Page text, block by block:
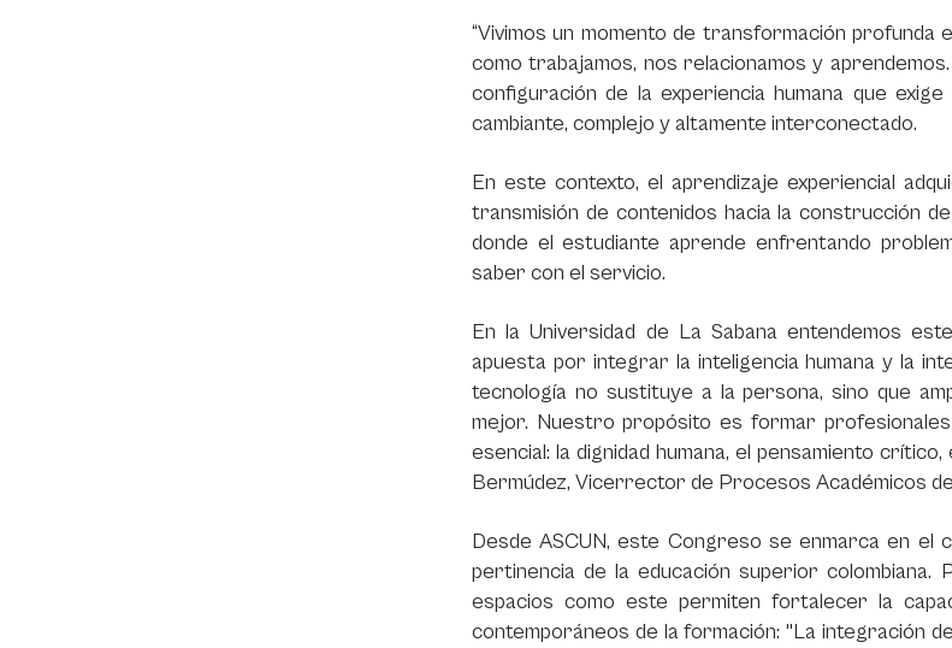
“Vivimos un momento de transformación
como trabajamos, nos relacionamos y
configuración de la experiencia humana que
cambiante, complejo y altamente interconectado.
En este contexto, el aprendizaje experiencial
transmisión de contenidos hacia la construcción
donde el estudiante aprende enfrentando
saber con el servicio.
En la Universidad de La Sabana entendemos
apuesta por integrar la inteligencia humana y la
tecnología no sustituye a la persona, sino que
mejor. Nuestro propósito es formar
esencial: la dignidad humana, el pensamiento
Bermúdez, Vicerrector de Procesos Académicos de
Desde ASCUN, este Congreso se enmarca en el
pertinencia de la educación superior colombiana.
espacios como este permiten fortalecer la
contemporáneos de la formación: "La integración